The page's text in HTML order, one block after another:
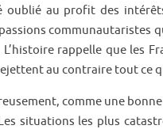
oublié au profit des
communautaristes
rappelle que les
au contraire tout ce
comme une
situations les plus